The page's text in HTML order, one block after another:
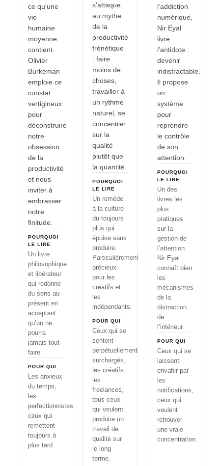
ce qu’une
vie
humaine
moyenne
contient.
Olivier
Burkeman
emploie ce
constat
vertigineux
pour
déconstruire
notre
obsession
de la
productivité
et nous
inviter à
embrasser
notre
finitude.
POURQUOI
LE LIRE
Un livre
philosophique
et libérateur
qui redonne
du sens au
présent en
acceptant
qu’on ne
pourra
jamais tout
faire.
POUR QUI
Les anxieux
du temps,
les
perfectionnistes,
ceux qui
remettent
toujours à
plus tard.
s’attaque
au mythe
de la
productivité
frénétique
: faire
moins de
choses,
travailler à
un rythme
naturel, se
concentrer
sur la
qualité
plutôt que
la quantité.
POURQUOI
LE LIRE
Un remède
à la culture
du toujours
plus qui
épuise sans
produire.
Particulièrement
précieux
pour les
créatifs et
les
indépendants.
POUR QUI
Ceux qui se
sentent
perpétuellement
surchargés,
les créatifs,
les
freelances,
tous ceux
qui veulent
produire un
travail de
qualité sur
le long
terme.
l’addiction
numérique,
Nir Eyal
livre
l’antidote :
devenir
indistractable.
Il propose
un
système
pour
reprendre
le contrôle
de son
attention.
POURQUOI
LE LIRE
Un des
livres les
plus
pratiques
sur la
gestion de
l’attention.
Nir Eyal
connaît bien
les
mécanismes
de la
distraction
de
l’intérieur.
POUR QUI
Ceux qui se
laissent
envahir par
les
notifications,
ceux qui
veulent
retrouver
une vraie
concentration.